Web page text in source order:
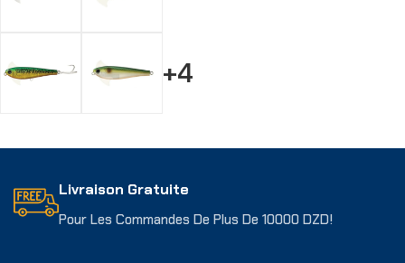
+4
Livraison Gratuite
Pour Les Commandes De Plus De 10000 DZD!